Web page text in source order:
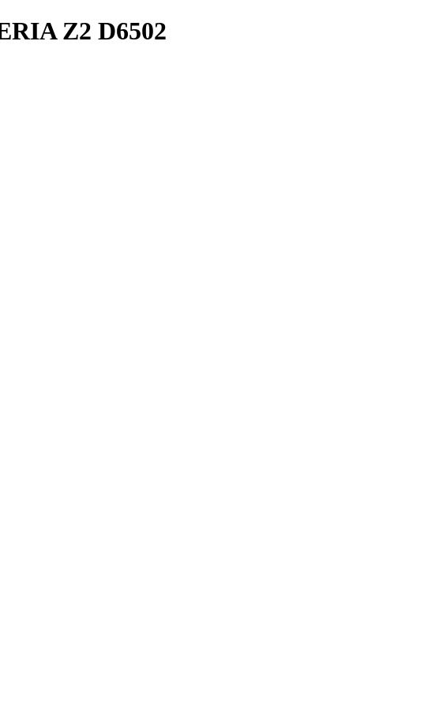
Z2 D6502